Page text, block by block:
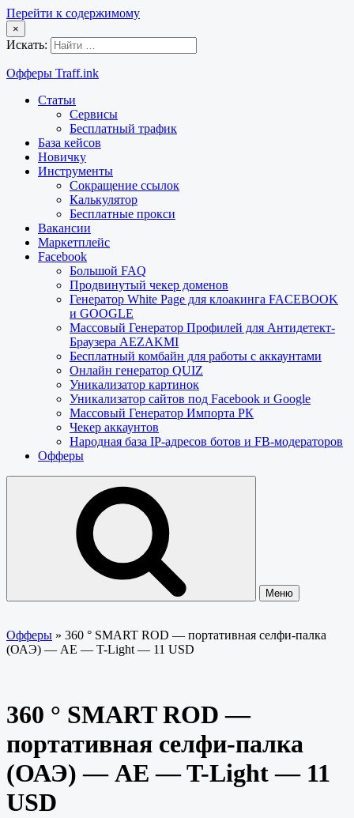
Перейти к содержимому
×
Искать:
Офферы Traff.ink
Статьи
Сервисы
Бесплатный трафик
База кейсов
Новичку
Инструменты
Сокращение ссылок
Калькулятор
Бесплатные прокси
Вакансии
Маркетплейс
Facebook
Большой FAQ
Продвинутый чекер доменов
Генератор White Page для клоакинга FACEBOOK
и GOOGLE
Массовый Генератор Профилей для Антидетект-
Браузера AEZAKMI
Бесплатный комбайн для работы с аккаунтами
Онлайн генератор QUIZ
Уникализатор картинок
Уникализатор сайтов под Facebook и Google
Массовый Генератор Импорта РК
Чекер аккаунтов
Народная база IP-адресов ботов и FB-модераторов
Офферы
Меню
Офферы » 360 ° SMART ROD — портативная селфи-палка
(ОАЭ) — AE — T-Light — 11 USD
360 ° SMART ROD —
портативная селфи-палка
(ОАЭ) — AE — T-Light — 11
USD